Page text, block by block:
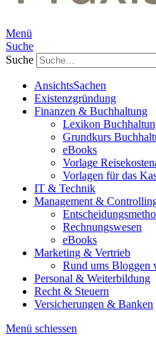
Menü
Suche
Suche
AnsichtsSachen
Existenzgründung
Finanzen & Buchhaltung
Lexikon
Grundkurs
eBooks
Vorlage
Vorlagen für das
IT & Technik
Management &
Rechnungswesen
eBooks
Marketing & Vertrieb
Rund ums Bloggen
Personal & Weiterbildung
Recht & Steuern
Versicherungen & Banken
Menü schiessen